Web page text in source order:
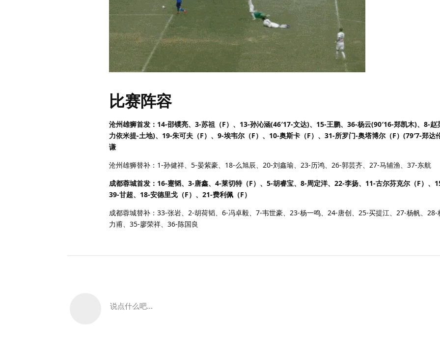
比赛阵容
沧州雄狮首发：14-邵镤亮、3-苏祖（F）、13-孙沁涵(46′17-文达)、15-王鹏、36-杨云(90′16-郑凯木)、8-赵
力依米提-土地)、19-朱可夫（F）、9-埃韦尔（F）、10-奥斯卡（F）、31-所罗门-奥塔博尔（F）(79′7-郑达
谦
沧州雄狮替补：1-孙健祥、5-晏紫豪、18-么旭辰、20-刘鑫瑜、23-历鸿、26-郭芸齐、27-马辅渔、37-东航
成都蓉城首发：16-蹇韬、3-唐鑫、4-莱切特（F）、5-胡睿宝、8-周定洋、22-李扬、11-古尔芬克尔（F）、
39-甘超、18-安德里戈（F）、21-费利佩（F）
成都蓉城替补：33-张岩、2-胡荷韬、6-冯卓毅、7-韦世豪、23-杨一鸣、24-唐创、25-买提江、27-杨帆、
力甫、35-廖荣祥、36-陈国良
说点什么吧...